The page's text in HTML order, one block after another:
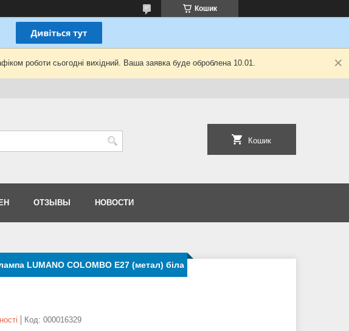
Кошик
роботи сьогодні вихідний. Ваша заявка буде оброблена 10.01.
Кошик
ОТЗЫВЫ НОВОСТИ
LUMANO COLOMBO E27 (метал) біла
Код: 000016329